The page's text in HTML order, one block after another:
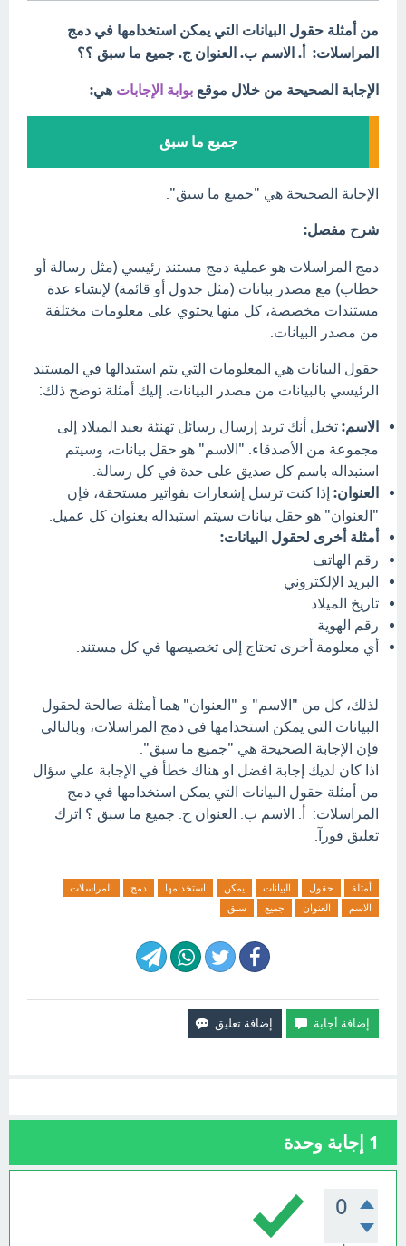
من أمثلة حقول البيانات التي يمكن استخدامها في دمج
المراسلات: أ. الاسم ب. العنوان ج. جميع ما سبق ؟؟
الإجابة الصحيحة من خلال موقع بوابة الإجابات هي:
جميع ما سبق​
الإجابة الصحيحة هي "جميع ما سبق".
شرح مفصل:
دمج المراسلات هو عملية دمج مستند رئيسي (مثل رسالة أو
خطاب) مع مصدر بيانات (مثل جدول أو قائمة) لإنشاء عدة
مستندات مخصصة، كل منها يحتوي على معلومات مختلفة
من مصدر البيانات.
حقول البيانات هي المعلومات التي يتم استبدالها في المستند
الرئيسي بالبيانات من مصدر البيانات. إليك أمثلة توضح ذلك:
الاسم: تخيل أنك تريد إرسال رسائل تهنئة بعيد الميلاد إلى
مجموعة من الأصدقاء. "الاسم" هو حقل بيانات، وسيتم
استبداله باسم كل صديق على حدة في كل رسالة.
العنوان: إذا كنت ترسل إشعارات بفواتير مستحقة، فإن
"العنوان" هو حقل بيانات سيتم استبداله بعنوان كل عميل.
أمثلة أخرى لحقول البيانات:
رقم الهاتف
البريد الإلكتروني
تاريخ الميلاد
رقم الهوية
أي معلومة أخرى تحتاج إلى تخصيصها في كل مستند.
لذلك، كل من "الاسم" و "العنوان" هما أمثلة صالحة لحقول
البيانات التي يمكن استخدامها في دمج المراسلات، وبالتالي
فإن الإجابة الصحيحة هي "جميع ما سبق".
اذا كان لديك إجابة افضل او هناك خطأ في الإجابة علي سؤال
من أمثلة حقول البيانات التي يمكن استخدامها في دمج
المراسلات: أ. الاسم ب. العنوان ج. جميع ما سبق ؟ اترك
تعليق فورآ.
أمثلة حقول البيانات يمكن استخدامها دمج
المراسلات
الاسم
العنوان جميع سبق
1 إجابة وحدة
0